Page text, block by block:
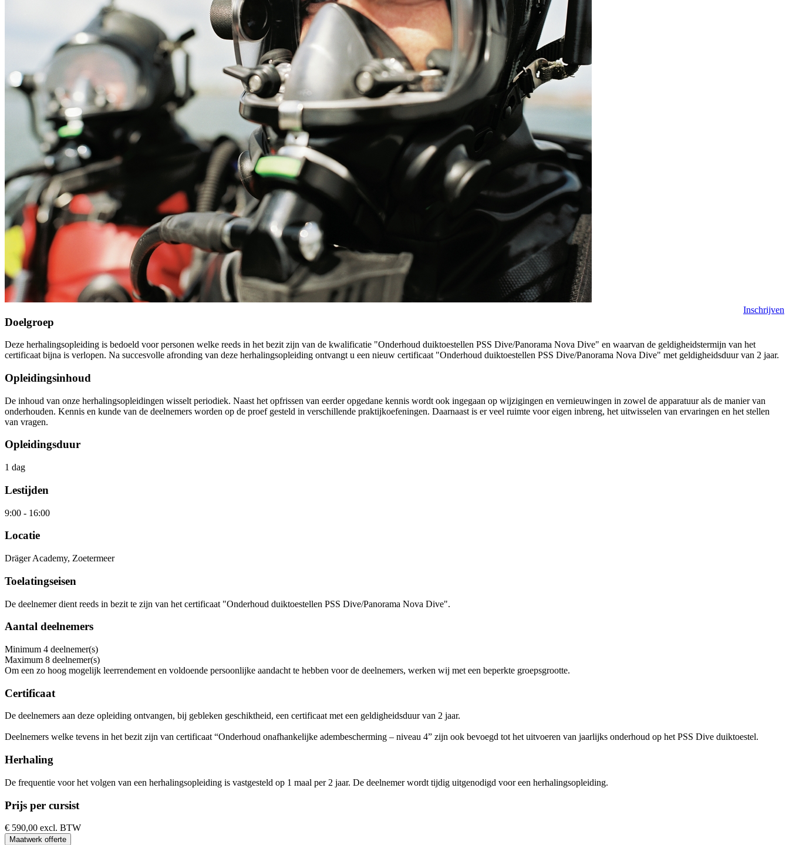
Inschrijven
Doelgroep
Deze herhalingsopleiding is bedoeld voor personen welke reeds in het bezit zijn van de kwalificatie "Onderhoud duiktoestellen PSS Dive/Panorama Nova Dive" en waarvan de geldigheidstermijn van het
certificaat bijna is verlopen. Na succesvolle afronding van deze herhalingsopleiding ontvangt u een nieuw certificaat "Onderhoud duiktoestellen PSS Dive/Panorama Nova Dive" met geldigheidsduur van 2 jaar.
Opleidingsinhoud
De inhoud van onze herhalingsopleidingen wisselt periodiek. Naast het opfrissen van eerder opgedane kennis wordt ook ingegaan op wijzigingen en vernieuwingen in zowel de apparatuur als de manier van
onderhouden. Kennis en kunde van de deelnemers worden op de proef gesteld in verschillende praktijkoefeningen. Daarnaast is er veel ruimte voor eigen inbreng, het uitwisselen van ervaringen en het stellen
van vragen.
Opleidingsduur
1 dag
Lestijden
9:00 - 16:00
Locatie
Dräger Academy, Zoetermeer
Toelatingseisen
De deelnemer dient reeds in bezit te zijn van het certificaat "Onderhoud duiktoestellen PSS Dive/Panorama Nova Dive".
Aantal deelnemers
Minimum 4 deelnemer(s)
Maximum 8 deelnemer(s)
Om een zo hoog mogelijk leerrendement en voldoende persoonlijke aandacht te hebben voor de deelnemers, werken wij met een beperkte groepsgrootte.
Certificaat
De deelnemers aan deze opleiding ontvangen, bij gebleken geschiktheid, een certificaat met een geldigheidsduur van 2 jaar.
Deelnemers welke tevens in het bezit zijn van certificaat “Onderhoud onafhankelijke adembescherming – niveau 4” zijn ook bevoegd tot het uitvoeren van jaarlijks onderhoud op het PSS Dive duiktoestel.
Herhaling
De frequentie voor het volgen van een herhalingsopleiding is vastgesteld op 1 maal per 2 jaar. De deelnemer wordt tijdig uitgenodigd voor een herhalingsopleiding.
Prijs per cursist
€ 590,00 excl. BTW
Maatwerk offerte